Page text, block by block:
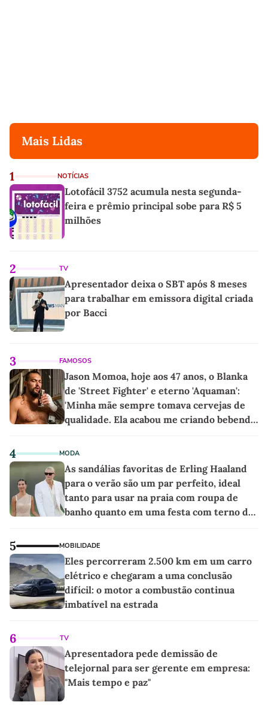
Mais Lidas
1 NOTÍCIAS
Lotofácil 3752 acumula nesta segunda-
feira e prêmio principal sobe para R$ 5
milhões
2 TV
Apresentador deixa o SBT após 8 meses
para trabalhar em emissora digital criada
por Bacci
3 FAMOSOS
Jason Momoa, hoje aos 47 anos, o Blanka
de 'Street Fighter' e eterno 'Aquaman':
'Minha mãe sempre tomava cervejas de
qualidade. Ela acabou me criando bebendo
4 MODA
As sandálias favoritas de Erling Haaland
para o verão são um par perfeito, ideal
tanto para usar na praia com roupa de
banho quanto em uma festa com terno de
5 MOBILIDADE
Eles percorreram 2.500 km em um carro
elétrico e chegaram a uma conclusão
difícil: o motor a combustão continua
imbatível na estrada
6 TV
Apresentadora pede demissão de
telejornal para ser gerente em empresa:
"Mais tempo e paz"